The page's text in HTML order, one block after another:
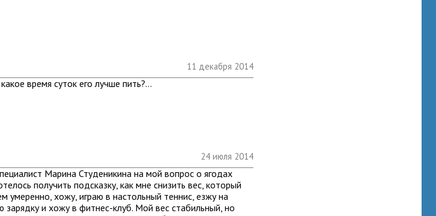
11 декабря 2014
время суток его лучше пить?...
24 июля 2014
Марина Студеникина на мой вопрос о ягодах
получить подсказку, как мне снизить вес, который
умеренно, хожу, играю в настольный теннис, езжу на
зарядку и хожу в фитнес-клуб. Мой вес стабильный, но